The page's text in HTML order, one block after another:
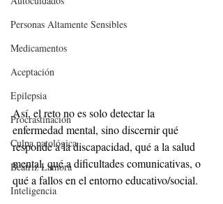
Personas Altamente Sensibles
Medicamentos
Aceptación
Epilepsia
Procrastinación
Culpa patológica
Beatriz Lamora
Inteligencia
Así, el reto no es solo detectar la
enfermedad mental, sino discernir qué
responde a la discapacidad, qué a la salud
mental, qué a dificultades comunicativas, o
qué a fallos en el entorno educativo/social.